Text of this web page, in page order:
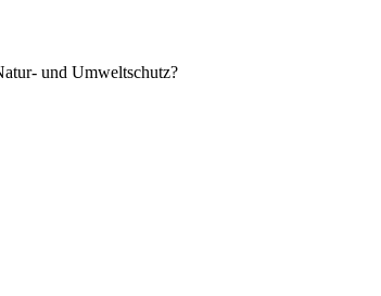
und Umweltschutz?